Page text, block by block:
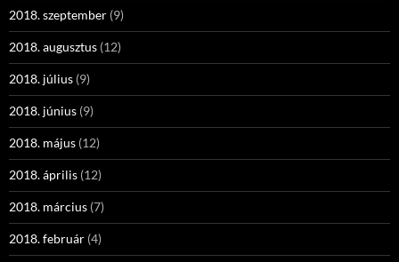
2018. szeptember (9)
2018. augusztus (12)
2018. július (9)
2018. június (9)
2018. május (12)
2018. április (12)
2018. március (7)
2018. február (4)